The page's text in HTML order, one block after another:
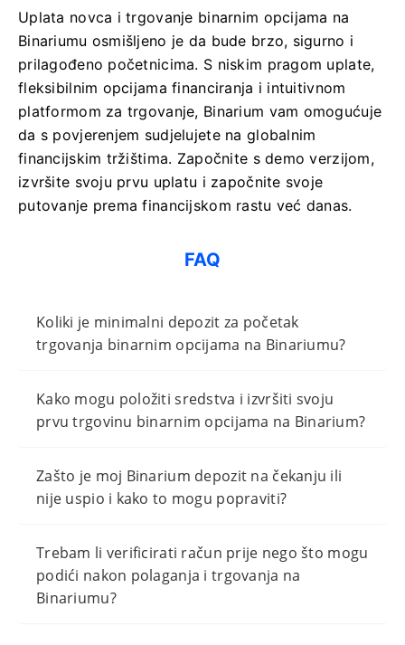
Uplata novca i trgovanje binarnim opcijama na
Binariumu osmišljeno je da bude brzo, sigurno i
prilagođeno početnicima. S niskim pragom uplate,
fleksibilnim opcijama financiranja i intuitivnom
platformom za trgovanje, Binarium vam omogućuje
da s povjerenjem sudjelujete na globalnim
financijskim tržištima. Započnite s demo verzijom,
izvršite svoju prvu uplatu i započnite svoje
putovanje prema financijskom rastu već danas.
FAQ
Koliki je minimalni depozit za početak
trgovanja binarnim opcijama na Binariumu?
Kako mogu položiti sredstva i izvršiti svoju
prvu trgovinu binarnim opcijama na Binarium?
Zašto je moj Binarium depozit na čekanju ili
nije uspio i kako to mogu popraviti?
Trebam li verificirati račun prije nego što mogu
podići nakon polaganja i trgovanja na
Binariumu?